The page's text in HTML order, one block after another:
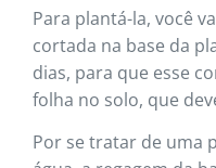
Para plantá-la, você
cortada na base da
dias, para que esse
folha no solo, que
Por se tratar de uma